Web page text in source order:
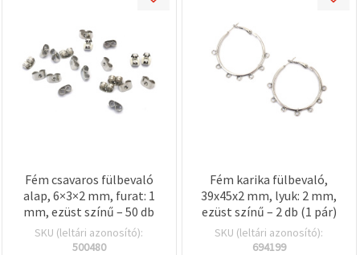
Fém csavaros fülbevaló
alap, 6×3×2 mm, furat: 1
mm, ezüst színű – 50 db
SKU (leltári azonosító):
500480
Fém karika fülbevaló,
39x45x2 mm, lyuk: 2 mm,
ezüst színű – 2 db (1 pár)
SKU (leltári azonosító):
694199